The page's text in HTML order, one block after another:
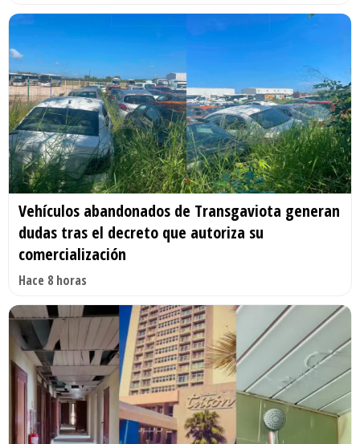
Vehículos abandonados de Transgaviota generan
dudas tras el decreto que autoriza su
comercialización
Hace 8 horas